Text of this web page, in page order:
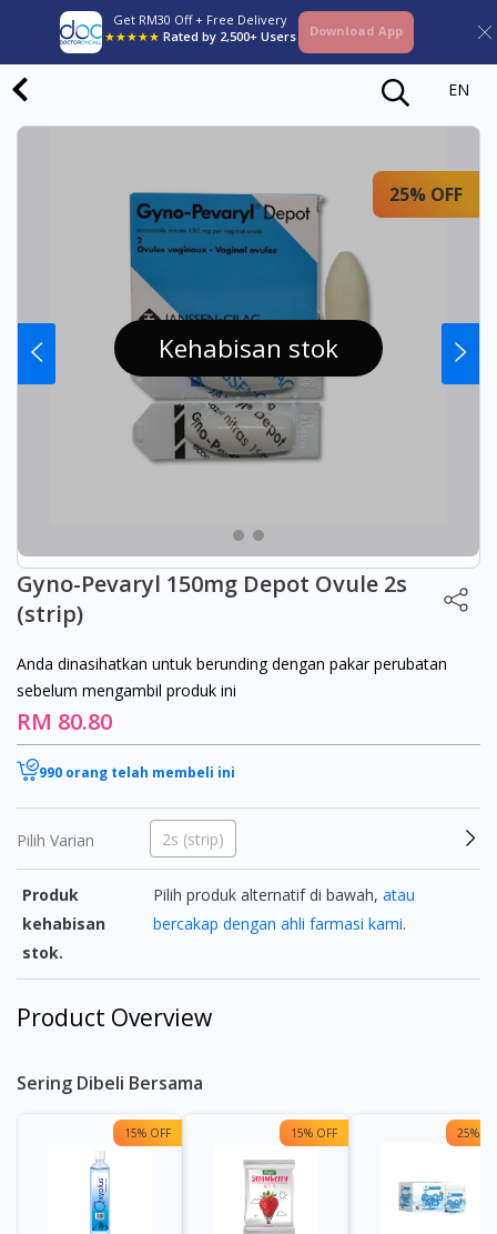
Get RM30 Off + Free Delivery
★★★★★ Rated by 2,500+ Users Download App
EN
Kehabisan stok
25% OFF
Gyno-Pevaryl 150mg Depot Ovule 2s
(strip)
Anda dinasihatkan untuk berunding dengan pakar perubatan
sebelum mengambil produk ini
RM 80.80
990 orang telah membeli ini
Pilih Varian 2s (strip)
Produk
kehabisan
stok.
Pilih produk alternatif di bawah,atau
bercakap dengan ahli farmasi kami.
Product Overview
Sering Dibeli Bersama
15% OFF 15% OFF 25%